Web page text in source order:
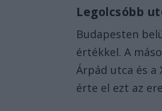
Legolcsóbb
Budapesten
értékkel. A
Árpád utca és
érte el ezt az